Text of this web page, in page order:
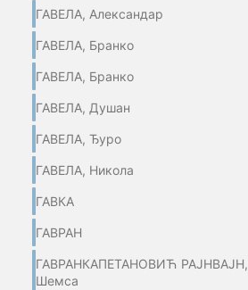
ГАВЕЛА, Александар
ГАВЕЛА, Бранко
ГАВЕЛА, Бранко
ГАВЕЛА, Душан
ГАВЕЛА, Ђуро
ГАВЕЛА, Никола
ГАВКА
ГАВРАН
ГАВРАНКАПЕТАНОВИЋ РАЈНВАЈН,
Шемса